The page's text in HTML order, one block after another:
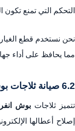
التحكم التي تمنع تكون
نحن نستخدم قطع
مما يحافظ على أداء
6.2 صيانة ثلاجات بوش انفرتر وديجيتال وسمارت دبي
تتميز ثلاجات بوش
إصلاح أعطالها